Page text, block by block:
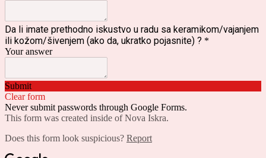
Da li imate prethodno iskustvo u radu sa keramikom/vajanjem
ili kožom/šivenjem (ako da, ukratko pojasnite) ? *
Your answer
Submit
Clear form
Never submit passwords through Google Forms.
This form was created inside of Nova Iskra.
Does this form look suspicious? Report